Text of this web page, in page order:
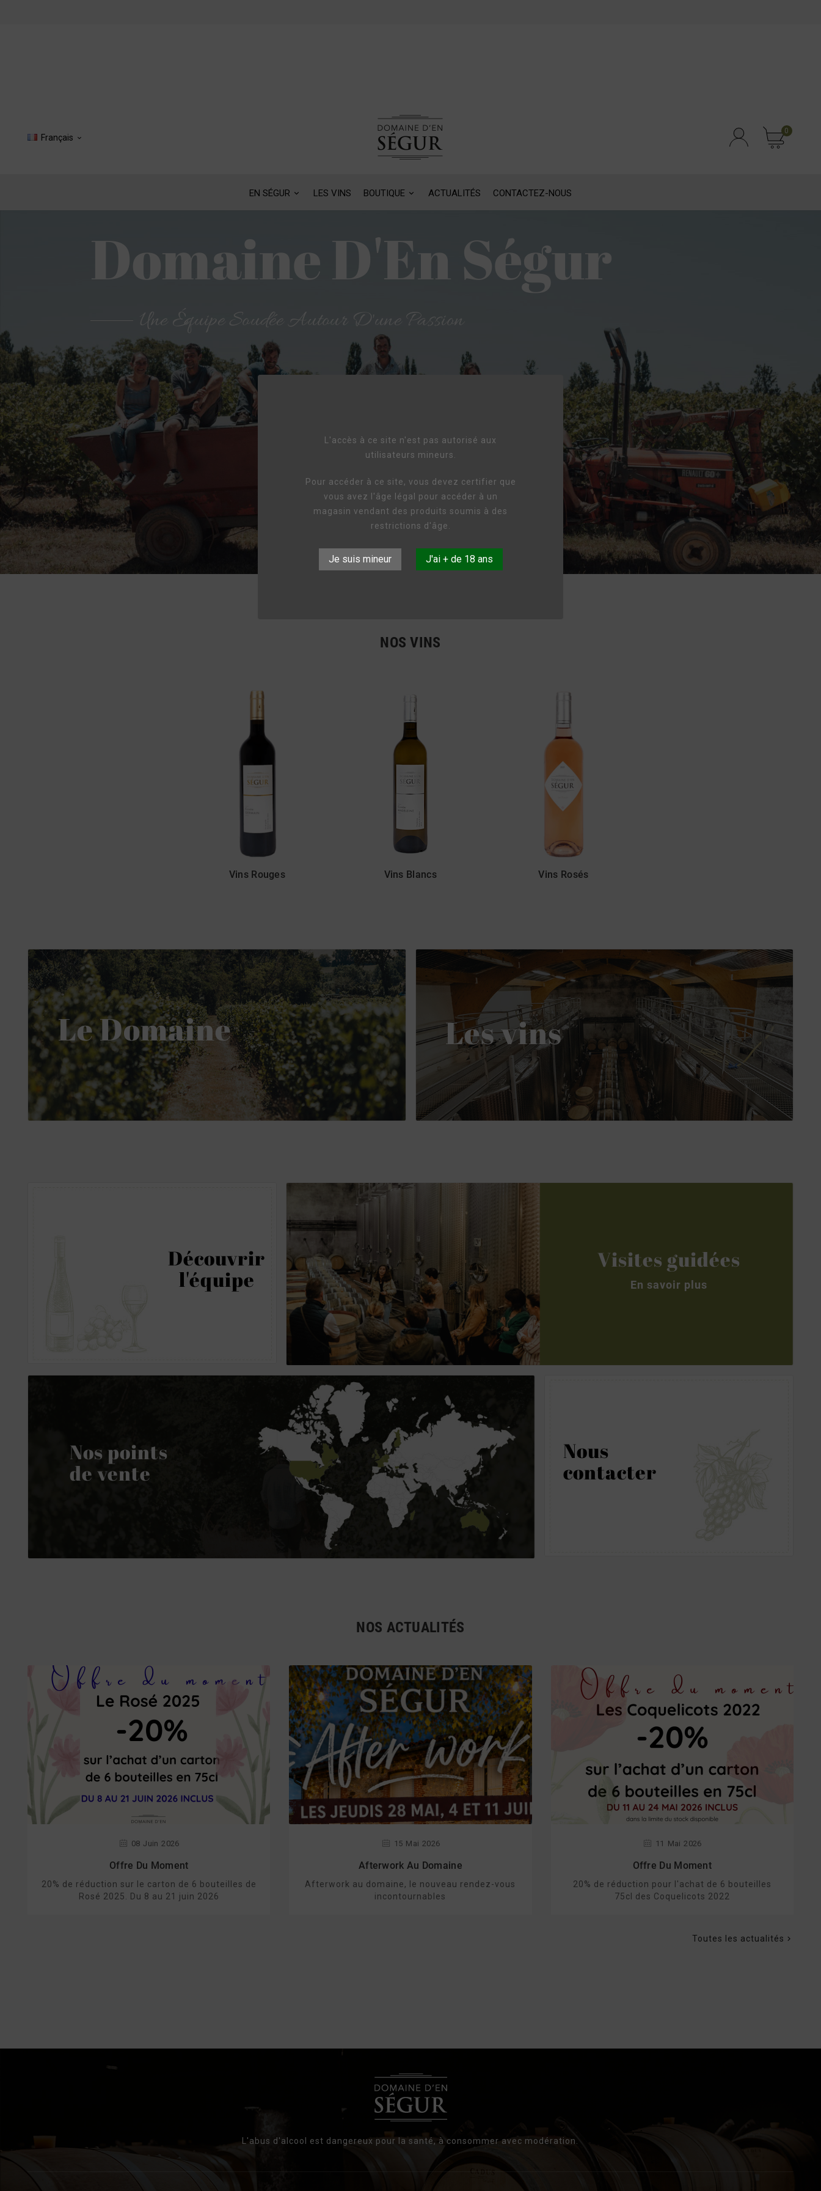
L'accès à ce site n'est pas autorisé aux
utilisateurs mineurs.
Pour accéder à ce site, vous devez certifier que
vous avez l'âge légal pour accéder à un
magasin vendant des produits soumis à des
restrictions d'âge.
Je suis mineur J'ai + de 18 ans
Français 
0
EN SÉGUR LES VINS BOUTIQUE ACTUALITÉS CONTACTEZ-NOUS
Domaine D'En Ségur
Une Équipe Soudée Autour D'une Passion
NOS VINS
Vins Rouges Vins Blancs Vins Rosés
Le Domaine Les vins
Découvrir
l'équipe
Visites guidées
En savoir plus
Nos points
de vente
Nous
contacter
NOS ACTUALITÉS
08 Juin 2026
Offre Du Moment
20% de réduction sur le carton de 6 bouteilles de
Rosé 2025. Du 8 au 21 juin 2026
15 Mai 2026
Afterwork Au Domaine
Afterwork au domaine, le nouveau rendez-vous
incontournables
11 Mai 2026
Offre Du Moment
20% de réduction pour l'achat de 6 bouteilles
75cl des Coquelicots 2022
Toutes les actualités 
L'abus d'alcool est dangereux pour la santé, à consommer avec modération.